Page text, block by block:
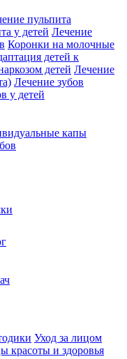
пульпита
у детей Лечение
Коронки на молочные
детей к
детей Лечение
Лечение зубов
у детей
капы
Уход за лицом
красоты и здоровья